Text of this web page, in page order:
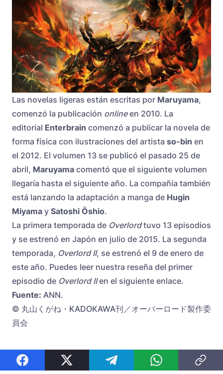
Las novelas ligeras están escritas por Maruyama,
comenzó la publicación onlineen 2010. La
editorial Enterbrain comenzó a publicar la novela de
forma física con ilustraciones del artista so-bin en
el 2012. El volumen 13 se publicó el pasado 25 de
abril, Maruyama comentó que el siguiente volumen
llegaría hasta el siguiente año. La compañía también
está lanzando la adaptación a manga de Hugin
Miyama y Satoshi Ōshio.
La primera temporada de Overlordtuvo 13 episodios
y se estrenó en Japón en julio de 2015. La segunda
temporada, Overlord II, se estrenó el 9 de enero de
este año. Puedes leer nuestra reseña del primer
episodio de Overlord IIen el siguiente enlace.
Fuente: ANN.
© 丸山くがね・KADOKAWA刊／オーバーロード製作委
員会